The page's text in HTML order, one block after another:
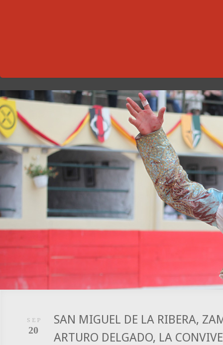
SEP
20
SAN MIGUEL DE LA RIBERA,
ARTURO DELGADO, LA